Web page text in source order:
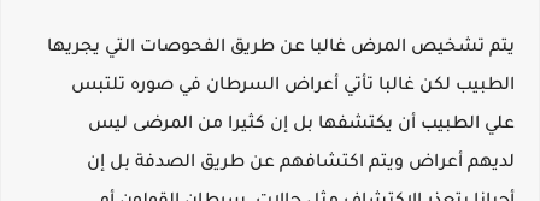
يتم تشخيص المرض غالبا عن طريق الفحوصات التي يجريها
الطبيب لكن غالبا تأتي أعراض السرطان في صوره تلتبس
علي الطبيب أن يكتشفها بل إن كثيرا من المرضى ليس
لديهم أعراض ويتم اكتشافهم عن طريق الصدفة بل إن